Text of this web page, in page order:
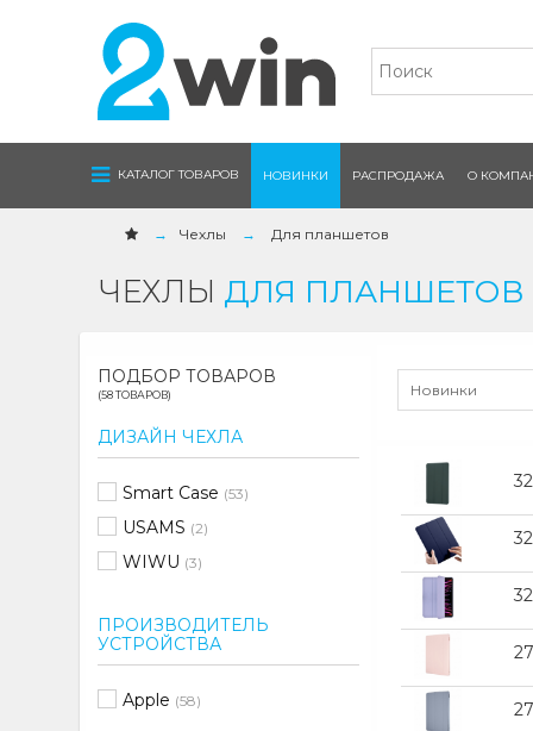
КАТАЛОГ ТОВАРОВ НОВИНКИ РАСПРОДАЖА О
Чехлы Для планшетов
ЧЕХЛЫ ДЛЯ ПЛАНШЕТОВ
ПОДБОР ТОВАРОВ
(58 ТОВАРОВ)
ДИЗАЙН ЧЕХЛА
Smart Case (53)
USAMS (2)
WIWU (3)
ПРОИЗВОДИТЕЛЬ
УСТРОЙСТВА
Apple (58)
Новинки